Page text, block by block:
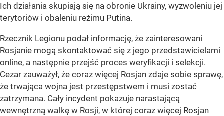
Ich działania skupiają się na obronie Ukrainy, wyzwoleniu jej
terytoriów i obaleniu reżimu Putina.
Rzecznik Legionu podał informację, że zainteresowani
Rosjanie mogą skontaktować się z jego przedstawicielami
online, a następnie przejść proces weryfikacji i selekcji.
Cezar zauważył, że coraz więcej Rosjan zdaje sobie sprawę,
że trwająca wojna jest przestępstwem i musi zostać
zatrzymana. Cały incydent pokazuje narastającą
wewnętrzną walkę w Rosji, w której coraz więcej Rosjan